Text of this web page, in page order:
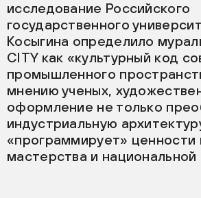
исследование Российского
государственного
Косыгина определило
CITY как «культурный код
промышленного
мнению ученых,
оформление не только
индустриальную
«программирует» ценности
мастерства и национальной